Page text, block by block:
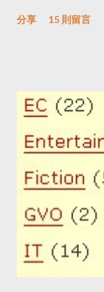
完這個專題報導我
電話問某個部會，
料被外洩怎麼辦？
變奏曲》。昨晚已
是舞台劇般的在每
有門和展示櫃，看
品都代表了住在那
更容易讓人印象深
的人物。在第一幕
而村長Tom的行為
民看起來是善良的
分享 15 則留言